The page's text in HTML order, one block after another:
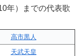
年）までの代表歌
高市黒人
天武天皇